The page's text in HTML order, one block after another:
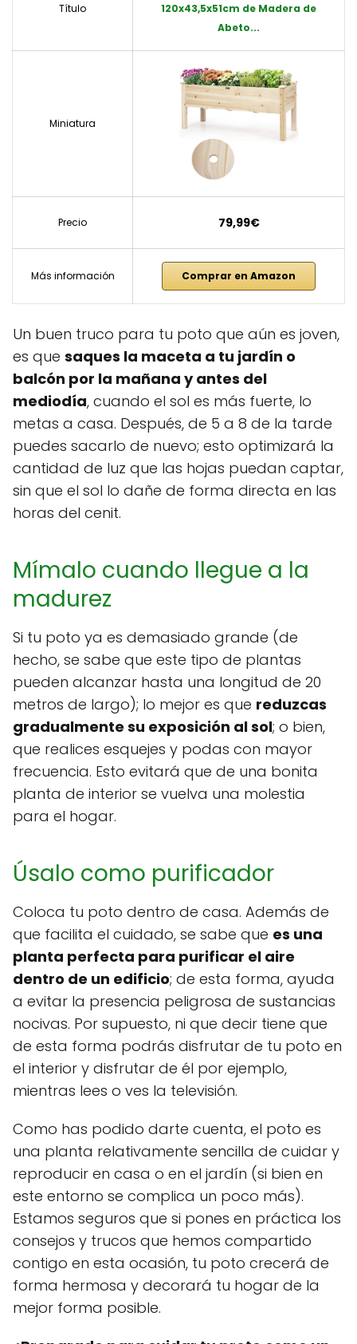
Título
120x43,5x51cm de Madera de
Abeto...
Miniatura
Precio 79,99€
Más información Comprar en Amazon
Un buen truco para tu poto que aún es joven,
es que saques la maceta a tu jardín o
balcón por la mañana y antes del
mediodía, cuando el sol es más fuerte, lo
metas a casa. Después, de 5 a 8 de la tarde
puedes sacarlo de nuevo; esto optimizará la
cantidad de luz que las hojas puedan captar,
sin que el sol lo dañe de forma directa en las
horas del cenit.
Mímalo cuando llegue a la
madurez
Si tu poto ya es demasiado grande (de
hecho, se sabe que este tipo de plantas
pueden alcanzar hasta una longitud de 20
metros de largo); lo mejor es que reduzcas
gradualmente su exposición al sol; o bien,
que realices esquejes y podas con mayor
frecuencia. Esto evitará que de una bonita
planta de interior se vuelva una molestia
para el hogar.
Úsalo como purificador
Coloca tu poto dentro de casa. Además de
que facilita el cuidado, se sabe que es una
planta perfecta para purificar el aire
dentro de un edificio; de esta forma, ayuda
a evitar la presencia peligrosa de sustancias
nocivas. Por supuesto, ni que decir tiene que
de esta forma podrás disfrutar de tu poto en
el interior y disfrutar de él por ejemplo,
mientras lees o ves la televisión.
Como has podido darte cuenta, el poto es
una planta relativamente sencilla de cuidar y
reproducir en casa o en el jardín (si bien en
este entorno se complica un poco más).
Estamos seguros que si pones en práctica los
consejos y trucos que hemos compartido
contigo en esta ocasión, tu poto crecerá de
forma hermosa y decorará tu hogar de la
mejor forma posible.